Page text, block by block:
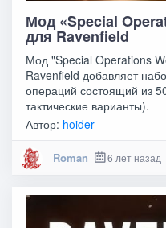
Мод «Special
для Ravenfield
Мод "Special Operations
Ravenfield добавляет
операций состоящий из
тактические варианты).
Автор: hoider
Roman 6 лет назад